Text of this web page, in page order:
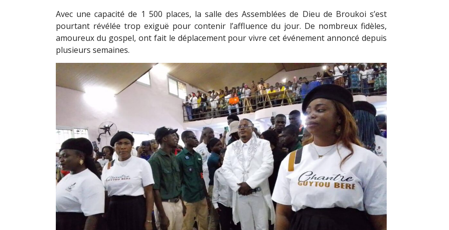
Avec une capacité de 1 500 places, la salle des Assemblées de Dieu de Broukoi s’est
pourtant révélée trop exiguë pour contenir l’affluence du jour. De nombreux fidèles,
amoureux du gospel, ont fait le déplacement pour vivre cet événement annoncé depuis
plusieurs semaines.